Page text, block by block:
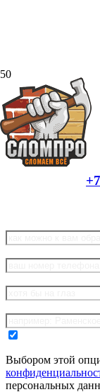
Мы
от 12000
Выбором этой
персональных